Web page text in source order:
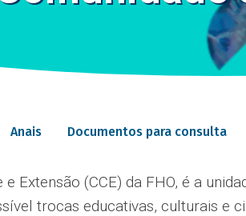
Anais Documentos para consulta
Extensão (CCE) da FHO, é a
trocas educativas, culturais e